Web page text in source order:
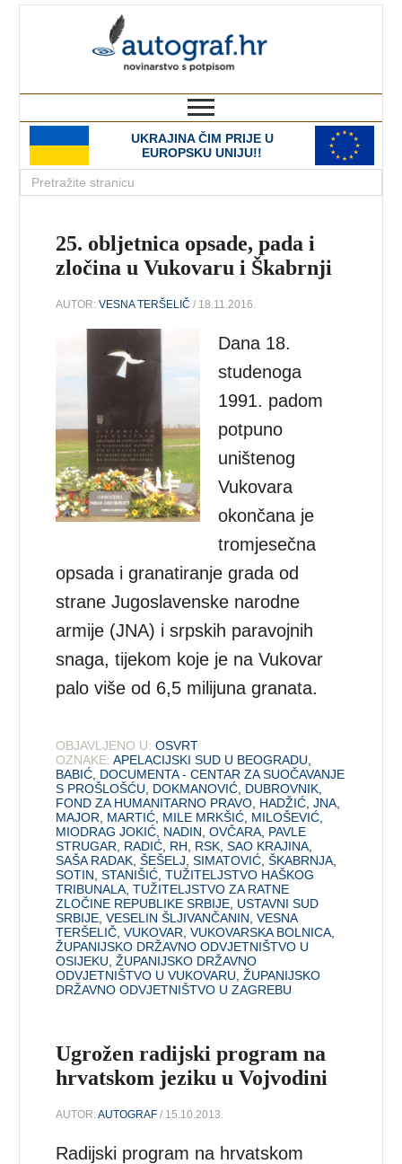
UKRAJINA ČIM PRIJE U
EUROPSKU UNIJU!!
25. obljetnica opsade, pada i
zločina u Vukovaru i Škabrnji
AUTOR:VESNA TERŠELIČ / 18.11.2016.
Dana 18.
studenoga
1991. padom
potpuno
uništenog
Vukovara
okončana je
tromjesečna
opsada i granatiranje grada od
strane Jugoslavenske narodne
armije (JNA) i srpskih paravojnih
snaga, tijekom koje je na Vukovar
palo više od 6,5 milijuna granata.
OBJAVLJENO U: OSVRT
OZNAKE: APELACIJSKI SUD U BEOGRADU
BABIĆ DOCUMENTA - CENTAR ZA SUOČAVANJE
S PROŠLOŠĆU
DOKMANOVIĆ DUBROVNIK
FOND ZA HUMANITARNO PRAVO HADŽIĆ ,JNA
MAJOR
MARTIĆ MILE MRKŠIĆ MILOŠEVIĆ
MIODRAG JOKIĆ NADIN ,OVČARA PAVLE
STRUGAR
RADIĆ RH RSK ,SAO KRAJINA
SAŠA RADAK ,ŠEŠELJ ,SIMATOVIĆ ,ŠKABRNJA
SOTIN ,STANIŠIĆ ,TUŽITELJSTVO HAŠKOG
TRIBUNALA ,TUŽITELJSTVO ZA RATNE
ZLOČINE REPUBLIKE SRBIJE USTAVNI SUD
SRBIJE ,VESELIN ŠLJIVANČANIN ,VESNA
TERŠELIČ ,VUKOVAR ,VUKOVARSKA BOLNICA
ŽUPANIJSKO DRŽAVNO ODVJETNIŠTVO U
OSIJEKU ,ŽUPANIJSKO DRŽAVNO
ODVJETNIŠTVO U VUKOVARU ,ŽUPANIJSKO
DRŽAVNO ODVJETNIŠTVO U ZAGREBU
Ugrožen radijski program na
hrvatskom jeziku u Vojvodini
AUTOR:AUTOGRAF / 15.10.2013.
Radijski program na hrvatskom